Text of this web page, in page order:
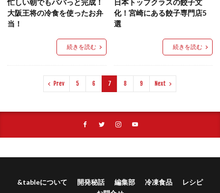
忙しい朝でもパパっと完成！
大阪王将の冷食を使ったお弁
当！
続きを読む
日本トップクラスの餃子文
化！宮崎にある餃子専門店5
選
続きを読む
Prev 5 6 7 8 9 Next
&tableについて 開発秘話 編集部 冷凍食品
レシピ